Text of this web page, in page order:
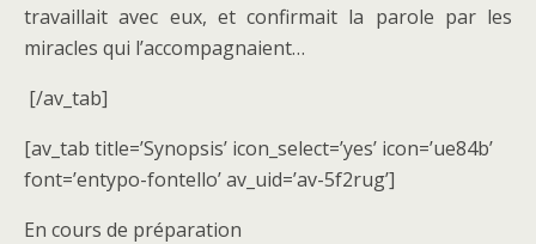
travaillait avec eux, et confirmait la parole par les
miracles qui l’accompagnaient…
[/av_tab]
[av_tab title=’Synopsis’ icon_select=’yes’ icon=’ue84b’
font=’entypo-fontello’ av_uid=’av-5f2rug’]
En cours de préparation